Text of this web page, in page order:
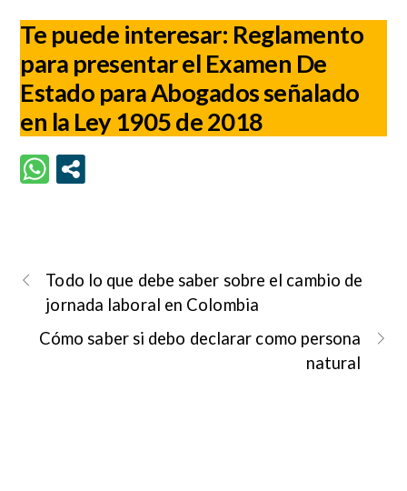
Te puede interesar: Reglamento
para presentar el Examen De
Estado para Abogados señalado
en la Ley 1905 de 2018
Todo lo que debe saber sobre el cambio de
jornada laboral en Colombia
Cómo saber si debo declarar como persona
natural